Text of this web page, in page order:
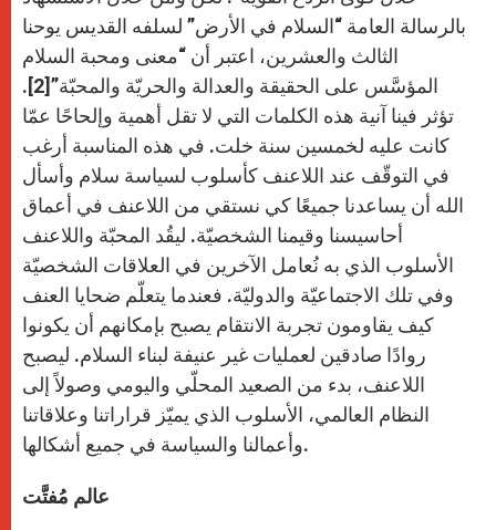
بالرسالة العامة “السلام في الأرض” لسلفه القديس يوحنا
الثالث والعشرين، اعتبر أن “معنى ومحبة السلام
المؤسَّس على الحقيقة والعدالة والحريّة والمحبّة”[2].
تؤثر فينا آنية هذه الكلمات التي لا تقل أهمية وإلحاحًا عمّا
كانت عليه لخمسين سنة خلت. في هذه المناسبة أرغب
في التوقّف عند اللاعنف كأسلوب لسياسة سلام وأسأل
الله أن يساعدنا جميعًا كي نستقي من اللاعنف في أعماق
أحاسيسنا وقيمنا الشخصيّة. ليقُد المحبّة واللاعنف
الأسلوب الذي به نُعامل الآخرين في العلاقات الشخصيّة
وفي تلك الاجتماعيّة والدوليّة. فعندما يتعلّم ضحايا العنف
كيف يقاومون تجربة الانتقام يصبح بإمكانهم أن يكونوا
روادًا صادقين لعمليات غير عنيفة لبناء السلام. ليصبح
اللاعنف، بدء من الصعيد المحلّي واليومي وصولاً إلى
النظام العالمي، الأسلوب الذي يميّز قراراتنا وعلاقاتنا
وأعمالنا والسياسة في جميع أشكالها.
عالم مُفتَّت